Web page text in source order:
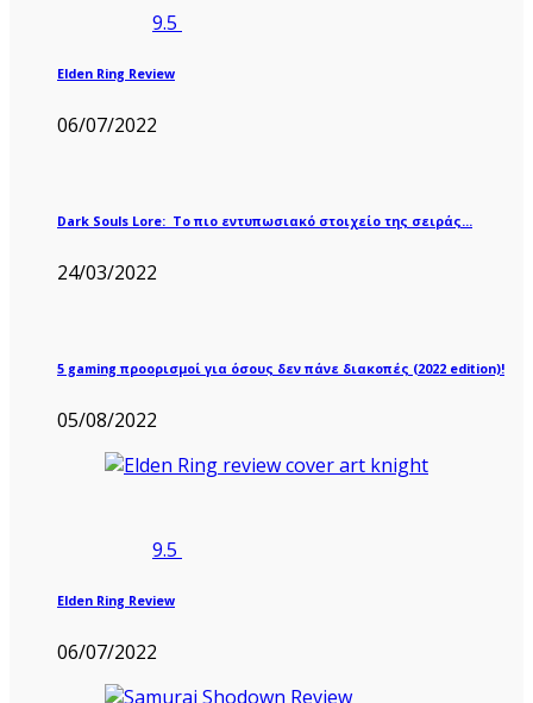
9.5
Elden Ring Review
06/07/2022
Dark Souls Lore: Το πιο εντυπωσιακό στοιχείο της σειράς…
24/03/2022
5 gaming προορισμοί για όσους δεν πάνε διακοπές (2022 edition)!
05/08/2022
9.5
Elden Ring Review
06/07/2022